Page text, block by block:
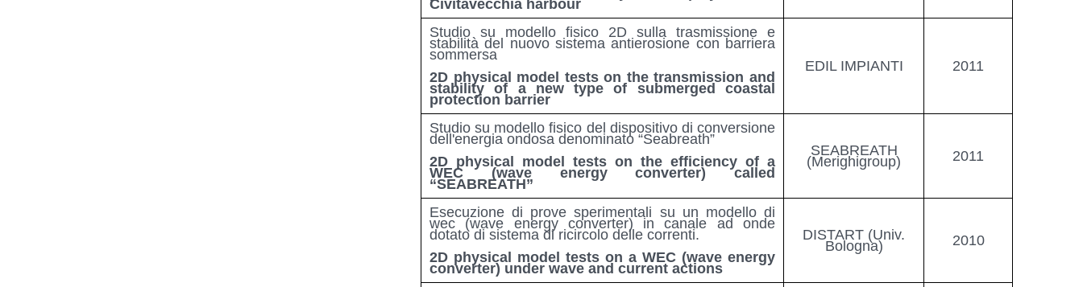
Civitavecchia harbour
Studio su modello fisico 2D sulla trasmissione e
stabilità del nuovo sistema antierosione con barriera
sommersa
2D physical model tests on the transmission and
stability of a new type of submerged coastal
protection barrier
EDIL IMPIANTI 2011
Studio su modello fisico del dispositivo di conversione
dell'energia ondosa denominato “Seabreath”
2D physical model tests on the efficiency of a
WEC (wave energy converter) called
“SEABREATH”
SEABREATH
(Merighigroup) 2011
Esecuzione di prove sperimentali su un modello di
wec (wave energy converter) in canale ad onde
dotato di sistema di ricircolo delle correnti.
2D physical model tests on a WEC (wave energy
converter) under wave and current actions
DISTART (Univ.
Bologna) 2010